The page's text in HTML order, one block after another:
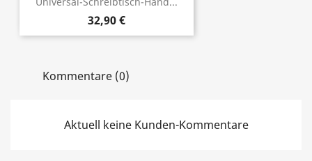
32,90 €
Kommentare (0)
Aktuell keine Kunden-Kommentare